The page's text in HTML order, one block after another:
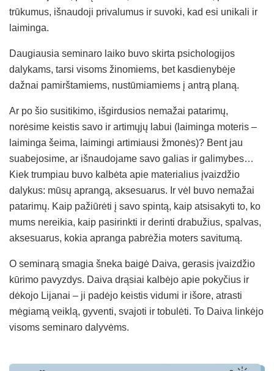
trūkumus, išnaudoji privalumus ir suvoki, kad esi unikali ir
laiminga.
Daugiausia seminaro laiko buvo skirta psichologijos
dalykams, tarsi visoms žinomiems, bet kasdienybėje
dažnai pamirštamiems, nustūmiamiems į antrą planą.
Ar po šio susitikimo, išgirdusios nemažai patarimų,
norėsime keistis savo ir artimųjų labui (laiminga moteris –
laiminga šeima, laimingi artimiausi žmonės)? Bent jau
suabejosime, ar išnaudojame savo galias ir galimybes…
Kiek trumpiau buvo kalbėta apie materialius įvaizdžio
dalykus: mūsų aprangą, aksesuarus. Ir vėl buvo nemažai
patarimų. Kaip pažiūrėti į savo spintą, kaip atsisakyti to, ko
mums nereikia, kaip pasirinkti ir derinti drabužius, spalvas,
aksesuarus, kokia apranga pabrėžia moters savitumą.
O seminarą smagia šneka baigė Daiva, gerasis įvaizdžio
kūrimo pavyzdys. Daiva drąsiai kalbėjo apie pokyčius ir
dėkojo Lijanai – ji padėjo keistis vidumi ir išore, atrasti
mėgiamą veiklą, gyventi, svajoti ir tobulėti. To Daiva linkėjo
visoms seminaro dalyvėms.